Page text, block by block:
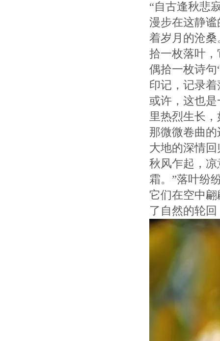
“自古逢秋悲
漫步在这静
着岁月的沧桑
拾一枚落叶
偶拾一枚诗
印记，记录
或许，这也
里热烈生长
那微微卷曲
大地的深情回
秋风乍起，
霜。”落叶纷
它们在空中
了自然的轮